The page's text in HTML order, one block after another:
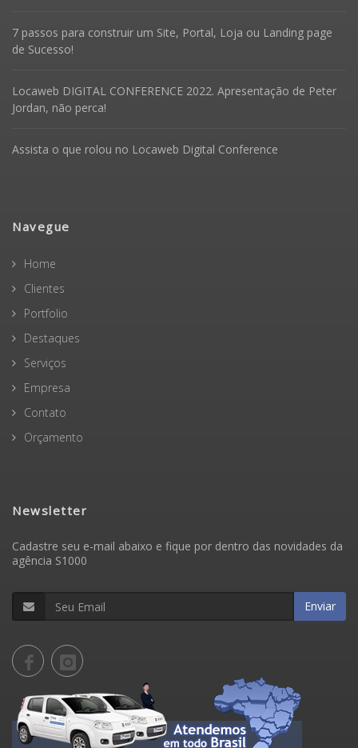
7 passos para construir um Site, Portal, Loja ou Landing page
de Sucesso!
Locaweb DIGITAL CONFERENCE 2022. Apresentação de Peter
Jordan, não perca!
Assista o que rolou no Locaweb Digital Conference
Navegue
Home
Clientes
Portfolio
Destaques
Serviços
Empresa
Contato
Orçamento
Newsletter
Cadastre seu e-mail abaixo e fique por dentro das novidades da
agência S1000
Enviar